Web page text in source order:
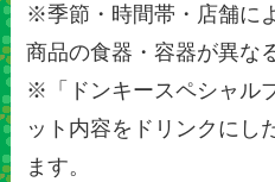
※季節・時間帯・店舗に
商品の食器・容器が異な
※「ドンキースペシャル
ット内容をドリンクにし
ます。